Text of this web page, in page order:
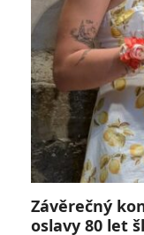
Závěrečný
oslavy 80 let